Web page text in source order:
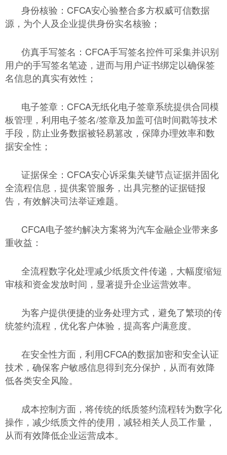
身份核验：CFCA安心验整合多方权威可信数据
源，为个人及企业提供身份实名核验；
仿真手写签名：CFCA手写签名控件可采集并识别
用户的手写签名笔迹，进而与用户证书绑定以确保签
名信息的真实有效性；
电子签章：CFCA无纸化电子签章系统提供合同模
板管理，利用电子签名/签章及加盖可信时间戳等技术
手段，防止业务数据被轻易篡改，保障办理效率和数
据安全性；
证据保全：CFCA安心诉采集关键节点证据并固化
全流程信息，提供案管服务，出具完整的证据链报
告，有效解决司法举证难题。
CFCA电子签约解决方案将为汽车金融企业带来多
重收益：
全流程数字化处理减少纸质文件传递，大幅度缩短
审核和资金发放时间，显著提升企业运营效率。
为客户提供便捷的业务处理方式，避免了繁琐的传
统签约流程，优化客户体验，提高客户满意度。
在安全性方面，利用CFCA的数据加密和安全认证
技术，确保客户敏感信息得到充分保护，从而有效降
低各类安全风险。
成本控制方面，将传统的纸质签约流程转为数字化
操作，减少纸质文件的使用，减轻相关人员工作量，
从而有效降低企业运营成本。